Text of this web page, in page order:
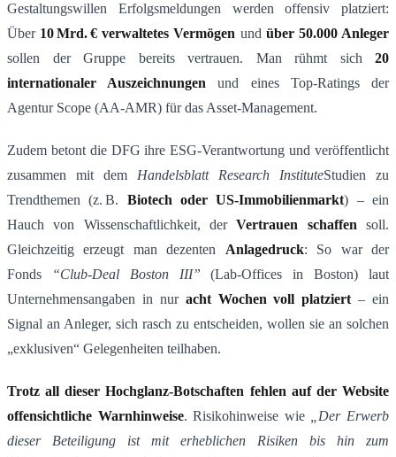
Gestaltungswillen​ Erfolgsmeldungen werden offensiv platziert:
Über 10Mrd.€ verwaltetes Vermögen und über 50.000 Anleger
sollen der Gruppe bereits vertrauen​. Man rühmt sich 20
internationaler Auszeichnungen ​ und eines Top-Ratings der
Agentur Scope (AA-AMR) für das Asset-Management​.
Zudem betont die DFG ihre ESG-Verantwortung und veröffentlicht
zusammen mit dem Handelsblatt Research InstituteStudien zu
Trendthemen (z. B. Biotech oder US-Immobilienmarkt) – ein
Hauch von Wissenschaftlichkeit, derVertrauen schaffen soll.
Gleichzeitig erzeugt man dezenten Anlagedruck: So war der
Fonds
“Club-Deal Boston III” (Lab-Offices in Boston) laut
Unternehmensangaben in nur acht Wochen voll platziert ​ – ein
Signal an Anleger, sich rasch zu entscheiden, wollen sie an solchen
„exklusiven“ Gelegenheiten teilhaben.
Trotz all dieser Hochglanz-Botschaften fehlen auf der Website
offensichtliche Warnhinweise. Risikohinweise wie
„Der Erwerb
dieser Beteiligung ist mit erheblichen Risiken bis hin zum